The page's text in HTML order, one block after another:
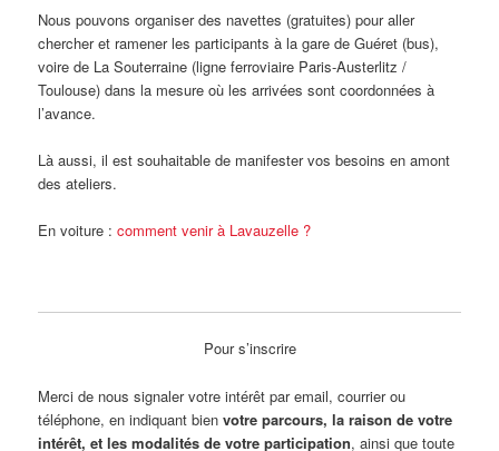
Nous pouvons organiser des navettes (gratuites) pour aller
chercher et ramener les participants à la gare de Guéret (bus),
voire de La Souterraine (ligne ferroviaire Paris-Austerlitz /
Toulouse) dans la mesure où les arrivées sont coordonnées à
l’avance.
Là aussi, il est souhaitable de manifester vos besoins en amont
des ateliers.
En voiture :comment venir à Lavauzelle ?
Pour s’inscrire
Merci de nous signaler votre intérêt par email, courrier ou
téléphone, en indiquant bienvotre parcours, la raison de votre
intérêt, et les modalités de votre participation, ainsi que toute